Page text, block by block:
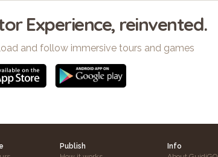
Experience, reinvented.
and follow immersive tours and games
Publish
Info